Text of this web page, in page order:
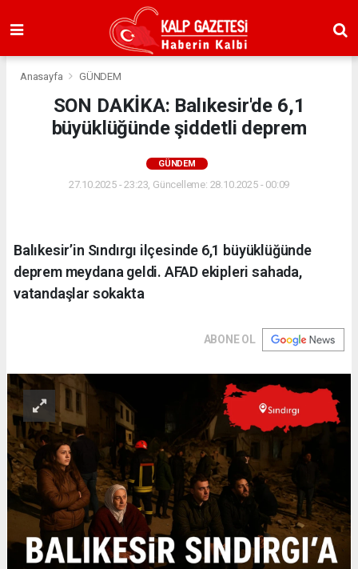
Anasayfa GÜNDEM
SON DAKİKA: Balıkesir'de 6,1
büyüklüğünde şiddetli deprem
GÜNDEM
27.10.2025 - 23:23, Güncelleme: 28.10.2025 - 00:09
Balıkesir’in Sındırgı ilçesinde 6,1 büyüklüğünde
deprem meydana geldi. AFAD ekipleri sahada,
vatandaşlar sokakta
ABONE OL